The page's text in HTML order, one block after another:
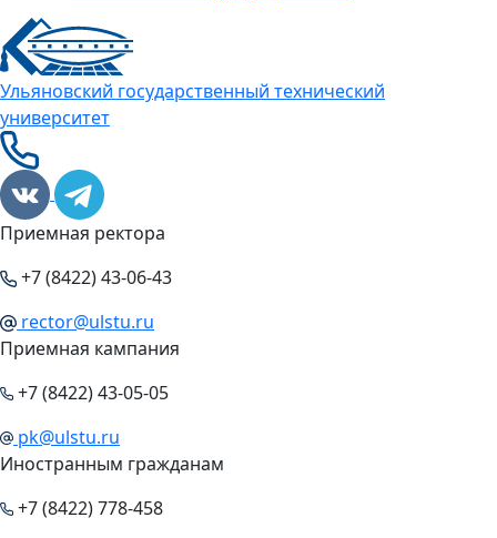
Ульяновский государственный технический
университет
Приемная ректора
+7 (8422) 43-06-43
rector@ulstu.ru
Приемная кампания
+7 (8422) 43-05-05
pk@ulstu.ru
Иностранным гражданам
+7 (8422) 778-458